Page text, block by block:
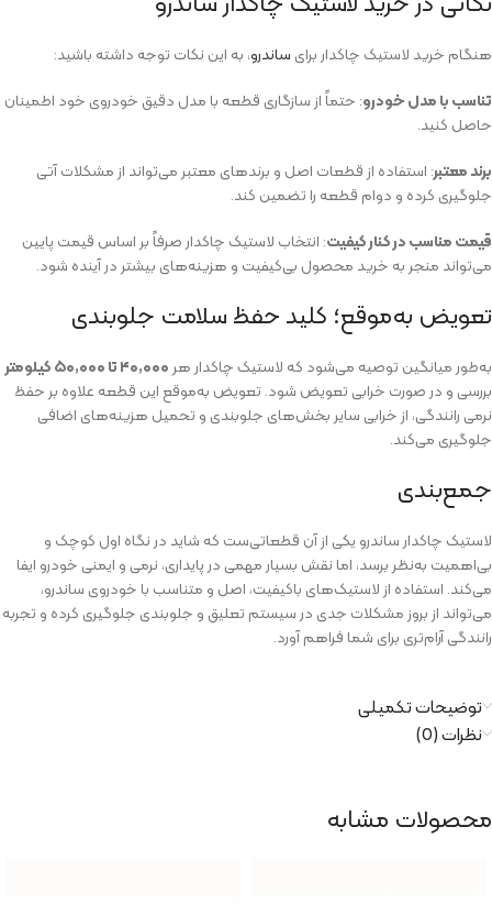
هنگام خرید لاستیک چاکدار برای ساندرو، به این نکات توجه داشته باشید:
تناسب با مدل خودرو: حتماً از سازگاری قطعه با مدل دقیق خودروی خود اطمینان
حاصل کنید.
برند معتبر: استفاده از قطعات اصل و برندهای معتبر می‌تواند از مشکلات آتی
جلوگیری کرده و دوام قطعه را تضمین کند.
قیمت مناسب در کنار کیفیت: انتخاب لاستیک چاکدار صرفاً بر اساس قیمت پایین
می‌تواند منجر به خرید محصول بی‌کیفیت و هزینه‌های بیشتر در آینده شود.
تعویض به‌موقع؛ کلید حفظ سلامت جلوبندی
به‌طور میانگین توصیه می‌شود که لاستیک چاکدار هر ۴۰٬۰۰۰ تا ۵۰٬۰۰۰ کیلومتر
بررسی و در صورت خرابی تعویض شود. تعویض به‌موقع این قطعه علاوه بر حفظ
نرمی رانندگی، از خرابی سایر بخش‌های جلوبندی و تحمیل هزینه‌های اضافی
جلوگیری می‌کند.
جمع‌بندی
لاستیک چاکدار ساندرو یکی از آن قطعاتی‌ست که شاید در نگاه اول کوچک و
بی‌اهمیت به‌نظر برسد، اما نقش بسیار مهمی در پایداری، نرمی و ایمنی خودرو ایفا
می‌کند. استفاده از لاستیک‌های باکیفیت، اصل و متناسب با خودروی ساندرو،
می‌تواند از بروز مشکلات جدی در سیستم تعلیق و جلوبندی جلوگیری کرده و تجربه
رانندگی آرام‌تری برای شما فراهم آورد.
توضیحات تکمیلی
نظرات (0)
محصولات مشابه